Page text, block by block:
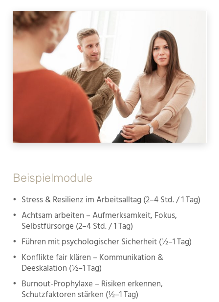
Beispielmodule
• Stress & Resilienz im Arbeitsalltag (2–4 Std. / 1 Tag)
• Achtsam arbeiten – Aufmerksamkeit, Fokus,
Selbstfürsorge (2–4 Std. / 1 Tag)
• Führen mit psychologischer Sicherheit (½–1 Tag)
• Konflikte fair klären – Kommunikation &
Deeskalation (½–1 Tag)
• Burnout-Prophylaxe – Risiken erkennen,
Schutzfaktoren stärken (½–1 Tag)